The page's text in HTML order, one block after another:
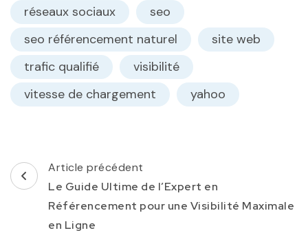
réseaux sociaux
seo
seo référencement naturel
site web
trafic qualifié
visibilité
vitesse de chargement
yahoo
Navigation
d'article
Article précédent
Le Guide Ultime de l’Expert en
Référencement pour une Visibilité Maximale
en Ligne